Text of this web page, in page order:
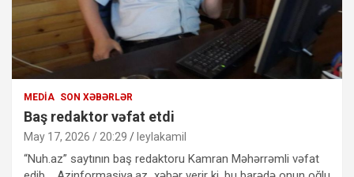
MEDIA SON XƏBƏRLƏR
Baş redaktor vəfat etdi
May 17, 2026 / 20:29 leylakamil
“Nuh.az” saytının baş redaktoru Kamran Məhərrəmli vəfat